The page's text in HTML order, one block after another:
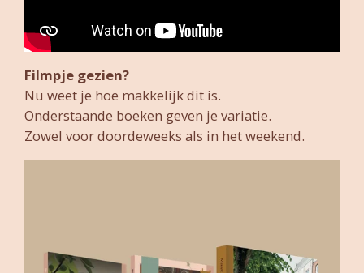
Filmpje gezien?
Nu weet je hoe makkelijk dit is.
Onderstaande boeken geven je variatie.
Zowel voor doordeweeks als in het weekend.